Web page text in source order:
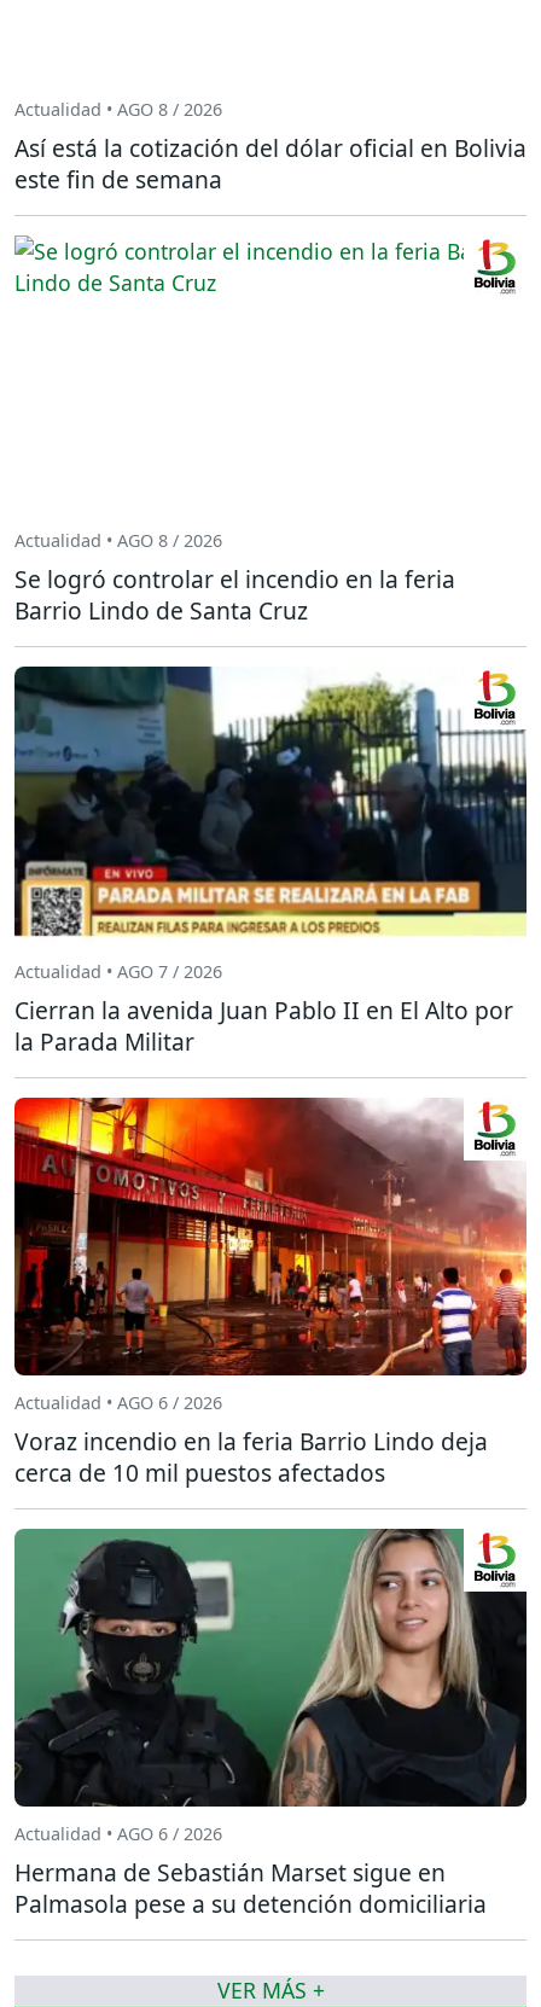
Actualidad • AGO 8 / 2026
Así está la cotización del dólar oficial en Bolivia
este fin de semana
Actualidad • AGO 8 / 2026
Se logró controlar el incendio en la feria
Barrio Lindo de Santa Cruz
Actualidad • AGO 7 / 2026
Cierran la avenida Juan Pablo II en El Alto por
la Parada Militar
Actualidad • AGO 6 / 2026
Voraz incendio en la feria Barrio Lindo deja
cerca de 10 mil puestos afectados
Actualidad • AGO 6 / 2026
Hermana de Sebastián Marset sigue en
Palmasola pese a su detención domiciliaria
VER MÁS +